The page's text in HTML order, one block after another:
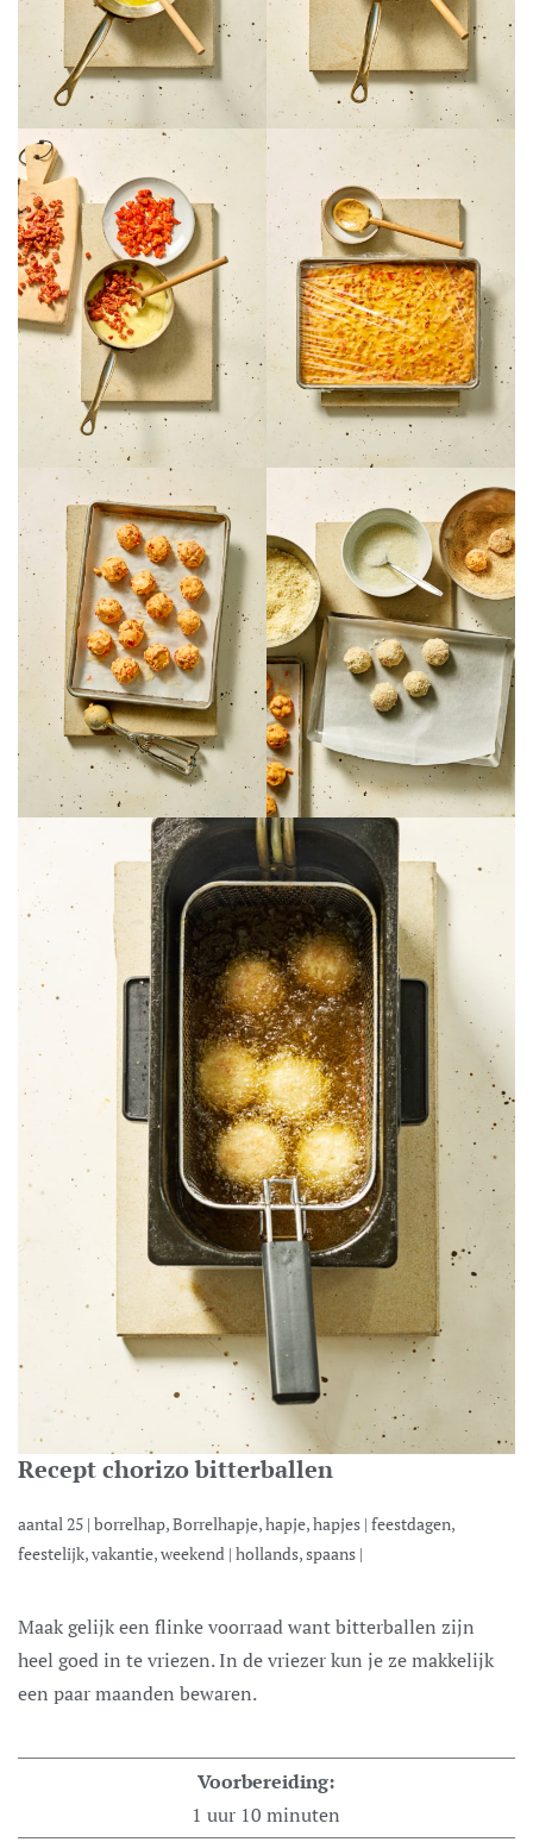
Recept chorizo bitterballen
aantal 25 | borrelhap, Borrelhapje, hapje, hapjes | feestdagen,
feestelijk, vakantie, weekend | hollands, spaans |
Maak gelijk een flinke voorraad want bitterballen zijn
heel goed in te vriezen. In de vriezer kun je ze makkelijk
een paar maanden bewaren.
Voorbereiding:
1 uur 10 minuten